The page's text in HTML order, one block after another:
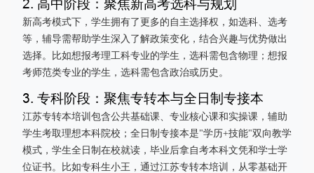
2. 高中阶段：聚焦新高考选科与规划
新高考模式下，学生拥有了更多的自主选择权，如选科、选考
等，辅导需帮助学生深入了解政策变化，结合兴趣与优势做出
选择。比如想报考理工科专业的学生，选科需包含物理；想报
考师范类专业的学生，选科需包含政治或历史。
3. 专科阶段：聚焦专转本与全日制专接本
江苏专转本培训包含公共基础课、专业核心课和实操课，辅助
学生考取理想本科院校；全日制专接本是"学历+技能"双向教学
模式，学生全日制在校就读，毕业后拿自考本科文凭和学士学
位证书。比如专科生小王，通过江苏专转本培训，从零基础开